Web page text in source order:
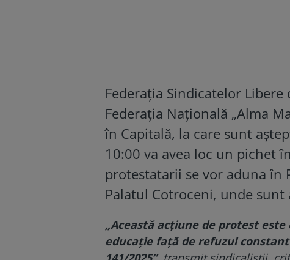
Federația Sindicatelor Libere
Federația Națională „Alma
în Capitală, la care sunt
10:00 va avea loc un pichet
protestatarii se vor aduna în
Palatul Cotroceni, unde
„Această acţiune de protest
educaţie faţă de refuzul